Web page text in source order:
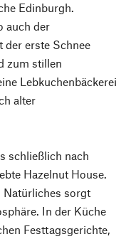
Edinburgh.
auch der
der erste Schnee
zum stillen
Lebkuchenbäckerei
alter
schließlich nach
Hazelnut House.
Natürliches sorgt
In der Küche
Festtagsgerichte,